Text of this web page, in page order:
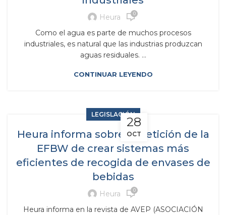
Heura 0
Como el agua es parte de muchos procesos
industriales, es natural que las industrias produzcan
aguas residuales. ...
CONTINUAR LEYENDO
28
OCT
LEGISLACIÓN
Heura informa sobre la petición de la
EFBW de crear sistemas más
eficientes de recogida de envases de
bebidas
Heura 0
Heura informa en la revista de AVEP (ASOCIACIÓN